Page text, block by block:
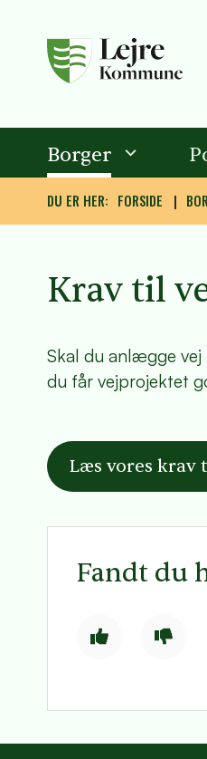
Borger
DU ER HER: FORSIDE
Krav til
Skal du anlægge
du får vejprojektet
Læs vores krav
Fandt du